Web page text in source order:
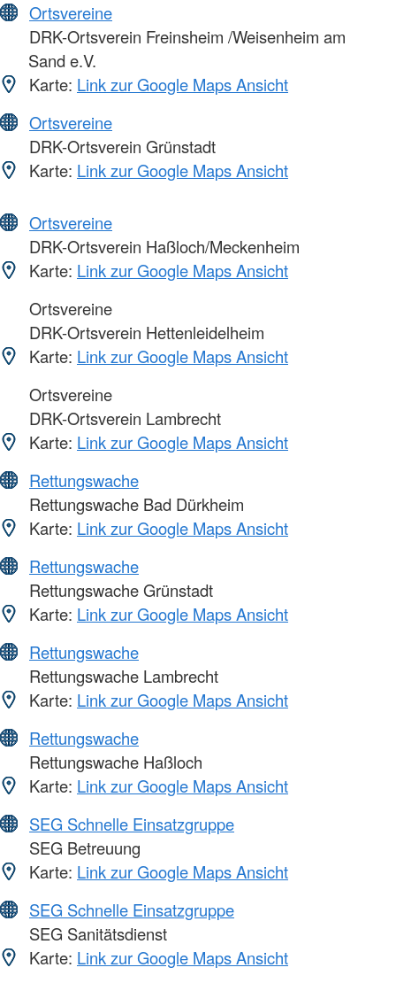
Ortsvereine
DRK-Ortsverein Freinsheim /Weisenheim am
Sand e.V.
Karte: Link zur Google Maps Ansicht
Ortsvereine
DRK-Ortsverein Grünstadt
Karte: Link zur Google Maps Ansicht
Ortsvereine
DRK-Ortsverein Haßloch/Meckenheim
Karte: Link zur Google Maps Ansicht
Ortsvereine
DRK-Ortsverein Hettenleidelheim
Karte: Link zur Google Maps Ansicht
Ortsvereine
DRK-Ortsverein Lambrecht
Karte: Link zur Google Maps Ansicht
Rettungswache
Rettungswache Bad Dürkheim
Karte: Link zur Google Maps Ansicht
Rettungswache
Rettungswache Grünstadt
Karte: Link zur Google Maps Ansicht
Rettungswache
Rettungswache Lambrecht
Karte: Link zur Google Maps Ansicht
Rettungswache
Rettungswache Haßloch
Karte: Link zur Google Maps Ansicht
SEG Schnelle Einsatzgruppe
SEG Betreuung
Karte: Link zur Google Maps Ansicht
SEG Schnelle Einsatzgruppe
SEG Sanitätsdienst
Karte: Link zur Google Maps Ansicht